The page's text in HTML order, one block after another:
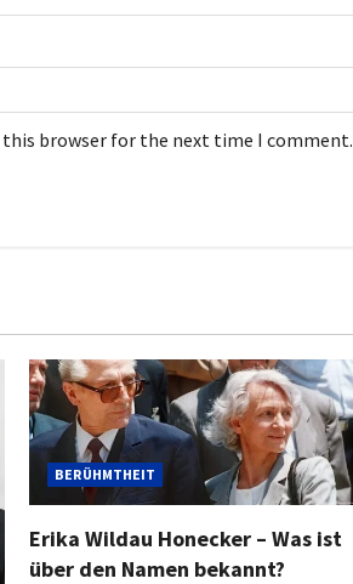
this browser for the next time I comment.
BERÜHMTHEIT
Erika Wildau Honecker – Was ist
über den Namen bekannt?